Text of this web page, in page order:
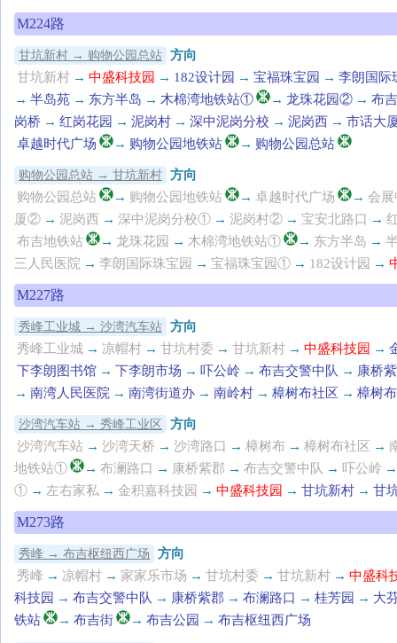
M224路
甘坑新村 → 购物公园总站 方向
甘坑新村 → 中盛科技园 → 182设计园 → 宝福珠宝园 → 李朗国际
→ 半岛苑 → 东方半岛 → 木棉湾地铁站① → 龙珠花园② → 布
岗桥 → 红岗花园 → 泥岗村 → 深中泥岗分校 → 泥岗西 → 市话大
卓越时代广场
→ 购物公园地铁站 → 购物公园总站
购物公园总站 → 甘坑新村 方向
购物公园总站
→ 购物公园地铁站 → 卓越时代广场 → 会展
厦② → 泥岗西 → 深中泥岗分校① → 泥岗村② → 宝安北路口 →
布吉地铁站
→ 龙珠花园 → 木棉湾地铁站① → 东方半岛 →
三人民医院 → 李朗国际珠宝园 → 宝福珠宝园① → 182设计园 →
M227路
秀峰工业城 → 沙湾汽车站 方向
秀峰工业城 → 凉帽村 → 甘坑村委 → 甘坑新村 → 中盛科技园 →
下李朗图书馆 → 下李朗市场 → 吓公岭 → 布吉交警中队 → 康桥
→ 南湾人民医院 → 南湾街道办 → 南岭村 → 樟树布社区 → 樟树布
沙湾汽车站 → 秀峰工业区
方向
沙湾汽车站 → 沙湾天桥 → 沙湾路口 → 樟树布 → 樟树布社区 →
地铁站①
→ 布澜路口 → 康桥紫郡 → 布吉交警中队 → 吓公岭 →
① → 左右家私 → 金积嘉科技园 → 中盛科技园 → 甘坑新村 → 甘
M273路
秀峰 → 布吉枢纽西广场
方向
秀峰 → 凉帽村 → 家家乐市场 → 甘坑村委 → 甘坑新村 → 中盛科
科技园 → 布吉交警中队 → 康桥紫郡 → 布澜路口 → 桂芳园 → 大
铁站
→ 布吉街 → 布吉公园 → 布吉枢纽西广场